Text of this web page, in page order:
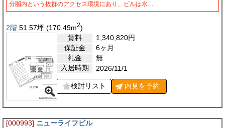
分圏内という抜群のアクセス環境にあり、ビルは水…
2階 51.57坪 (170.49m2)
賃料
1,340,820円
保証金
6ヶ月
礼金
無
入居時期
2026/11/1
検討リスト 内見を予約
[000993] ニューライフビル